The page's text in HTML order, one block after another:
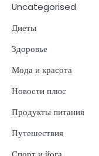
Uncategorised
Диеты
Здоровье
Мода и красота
Новости плюс
Продукты питания
Путешествия